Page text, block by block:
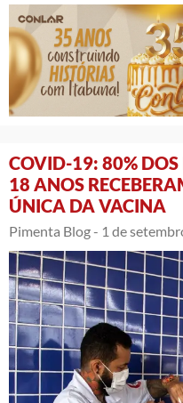
COVID-19: 80%
18 ANOS
ÚNICA DA VACINA
Pimenta Blog - 1 de